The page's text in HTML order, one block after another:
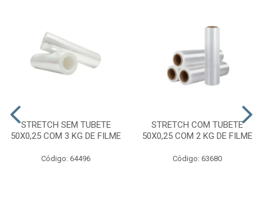
STRETCH SEM TUBETE
50X0,25 COM 3 KG DE FILME
Código: 64496
STRETCH COM TUBETE
50X0,25 COM 2 KG DE FILME
Código: 63680